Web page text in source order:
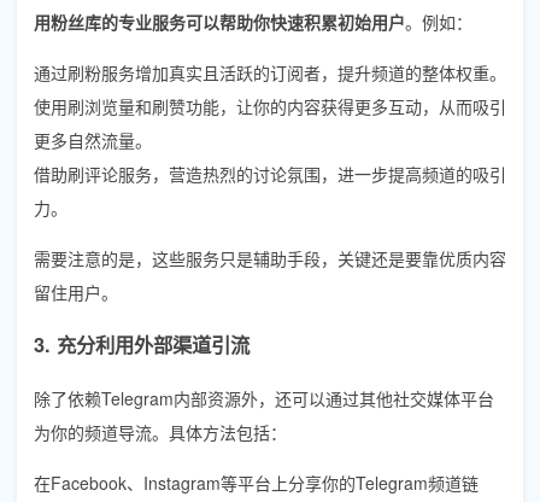
用粉丝库的专业服务可以帮助你快速积累初始用户。例如：
通过刷粉服务增加真实且活跃的订阅者，提升频道的整体权重。
使用刷浏览量和刷赞功能，让你的内容获得更多互动，从而吸引
更多自然流量。
借助刷评论服务，营造热烈的讨论氛围，进一步提高频道的吸引
力。
需要注意的是，这些服务只是辅助手段，关键还是要靠优质内容
留住用户。
3. 充分利用外部渠道引流
除了依赖Telegram内部资源外，还可以通过其他社交媒体平台
为你的频道导流。具体方法包括：
在Facebook、Instagram等平台上分享你的Telegram频道链